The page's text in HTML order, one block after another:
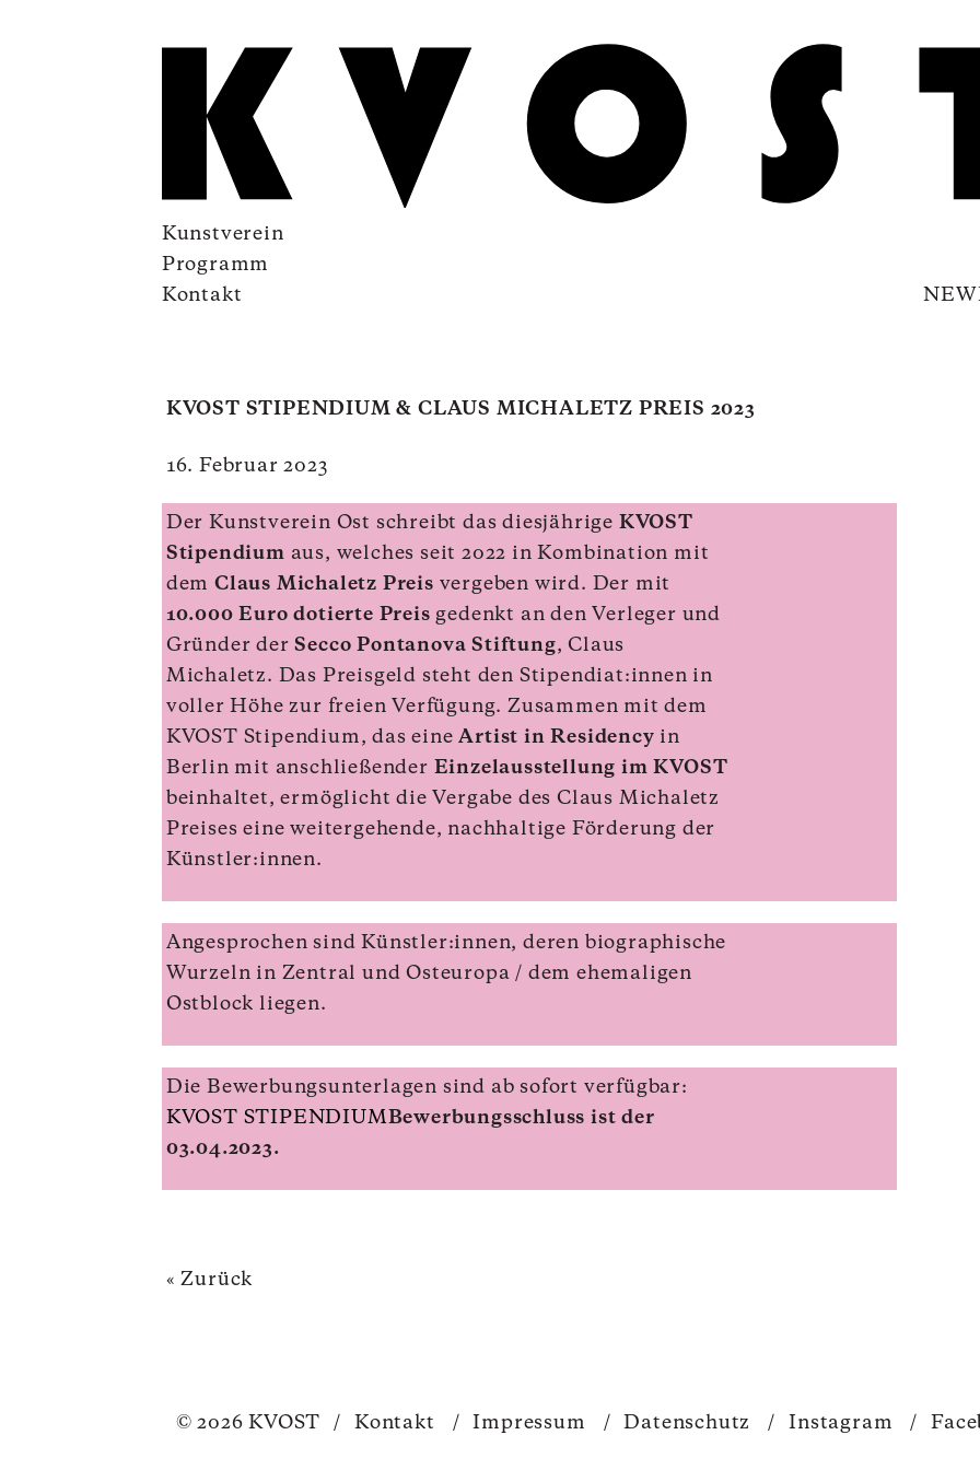
Kunstverein
Programm
Kontakt
KVOST STIPENDIUM & CLAUS MICHALETZ PREIS 2023
16. Februar 2023
Der Kunstverein Ost schreibt das diesjährige KVOST
Stipendium aus, welches seit 2022 in Kombination mit
demClaus Michaletz Preis vergeben wird. Der mit
10.000 Euro dotierte Preis gedenkt an den Verleger und
Gründer derSecco Pontanova Stiftung, Claus
Michaletz. Das Preisgeld steht den Stipendiat:innen in
voller Höhe zur freien Verfügung. Zusammen mit dem
KVOST Stipendium, das eineArtist in Residency in
Berlin mit anschließender Einzelausstellung im KVOST
beinhaltet, ermöglicht die Vergabe des Claus Michaletz
Preises eine weitergehende, nachhaltige Förderung der
Künstler:innen.
Angesprochen sind Künstler:innen, deren biographische
Wurzeln in Zentral und Osteuropa / dem ehemaligen
Ostblock liegen.
Die Bewerbungsunterlagen sind ab sofort verfügbar:
KVOST STIPENDIUMBewerbungsschluss ist der
03.04.2023.
« Zurück
© 2026 KVOST / Kontakt / Impressum / Datenschutz / Instagram /